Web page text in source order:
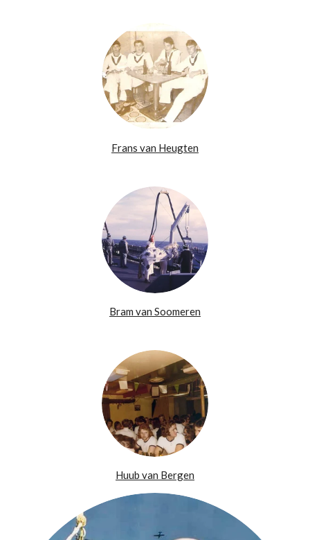
Frans van Heugten
Bram van Soomeren
Huub van Bergen